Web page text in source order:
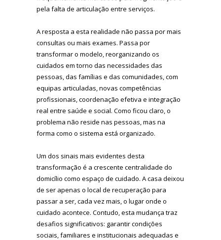
pela falta de articulação entre serviços.
A resposta a esta realidade não passa por mais
consultas ou mais exames. Passa por
transformar o modelo, reorganizando os
cuidados em torno das necessidades das
pessoas, das famílias e das comunidades, com
equipas articuladas, novas competências
profissionais, coordenação efetiva e integração
real entre saúde e social. Como ficou claro, o
problema não reside nas pessoas, mas na
forma como o sistema está organizado.
Um dos sinais mais evidentes desta
transformação é a crescente centralidade do
domicílio como espaço de cuidado. A casa deixou
de ser apenas o local de recuperação para
passar a ser, cada vez mais, o lugar onde o
cuidado acontece. Contudo, esta mudança traz
desafios significativos: garantir condições
sociais, familiares e institucionais adequadas e